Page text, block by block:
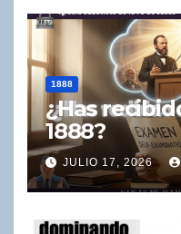
1888
¿Has
1888?
JULIO 17, 2026